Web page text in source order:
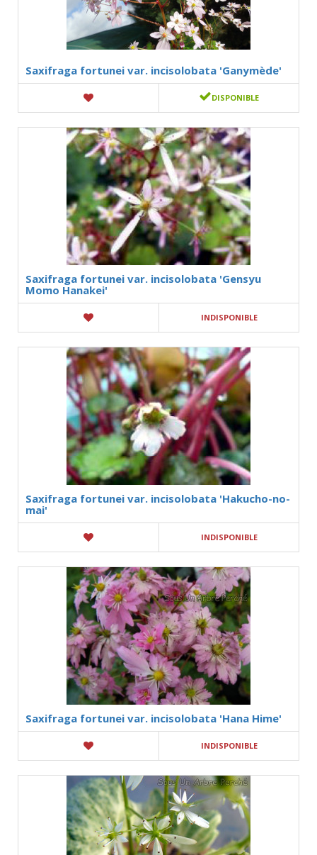
Saxifraga fortunei var. incisolobata 'Ganymède'
DISPONIBLE
Saxifraga fortunei var. incisolobata 'Gensyu
Momo Hanakei'
INDISPONIBLE
Saxifraga fortunei var. incisolobata 'Hakucho-no-
mai'
INDISPONIBLE
Saxifraga fortunei var. incisolobata 'Hana Hime'
INDISPONIBLE